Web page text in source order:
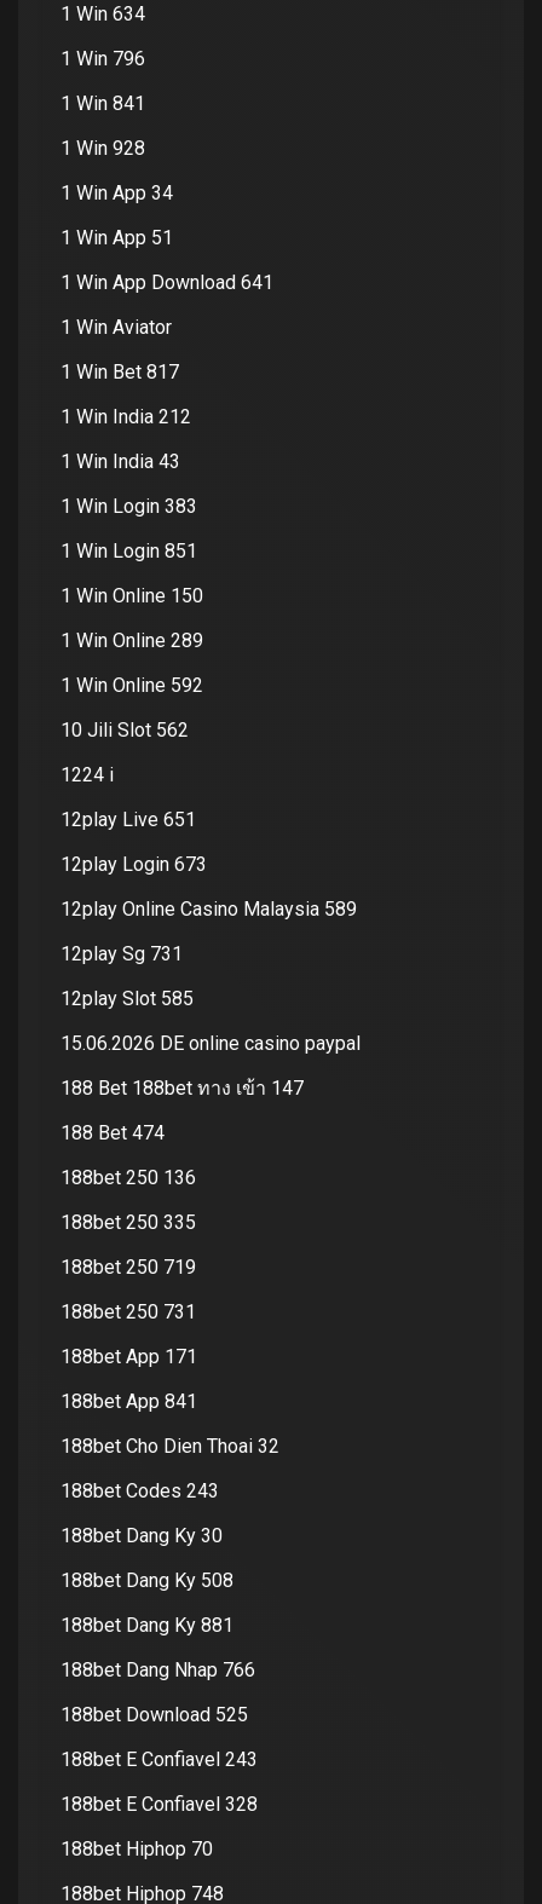
1 Win 634
1 Win 796
1 Win 841
1 Win 928
1 Win App 34
1 Win App 51
1 Win App Download 641
1 Win Aviator
1 Win Bet 817
1 Win India 212
1 Win India 43
1 Win Login 383
1 Win Login 851
1 Win Online 150
1 Win Online 289
1 Win Online 592
10 Jili Slot 562
1224 i
12play Live 651
12play Login 673
12play Online Casino Malaysia 589
12play Sg 731
12play Slot 585
15.06.2026 DE online casino paypal
188 Bet 188bet ทาง เข้า 147
188 Bet 474
188bet 250 136
188bet 250 335
188bet 250 719
188bet 250 731
188bet App 171
188bet App 841
188bet Cho Dien Thoai 32
188bet Codes 243
188bet Dang Ky 30
188bet Dang Ky 508
188bet Dang Ky 881
188bet Dang Nhap 766
188bet Download 525
188bet E Confiavel 243
188bet E Confiavel 328
188bet Hiphop 70
188bet Hiphop 748